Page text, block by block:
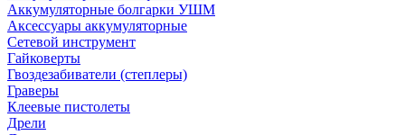
Аккумуляторные болгарки УШМ
Аксессуары аккумуляторные
Сетевой инструмент
Гайковерты
Гвоздезабиватели (степлеры)
Граверы
Клеевые пистолеты
Дрели